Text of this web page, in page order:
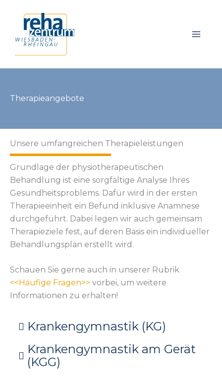
springen
Therapieangebote
Unsere umfangreichen Therapieleistungen
Grundlage der physiotherapeutischen
Behandlung ist eine sorgfältige Analyse Ihres
Gesundheitsproblems. Dafür wird in der ersten
Therapieeinheit ein Befund inklusive Anamnese
durchgeführt. Dabei legen wir auch gemeinsam
Therapieziele fest, auf deren Basis ein individueller
Behandlungsplan erstellt wird.
Schauen Sie gerne auch in unserer Rubrik
<<Häufige Fragen>> vorbei, um weitere
Informationen zu erhalten!
Krankengymnastik (KG)
Krankengymnastik am Gerät
(KGG)